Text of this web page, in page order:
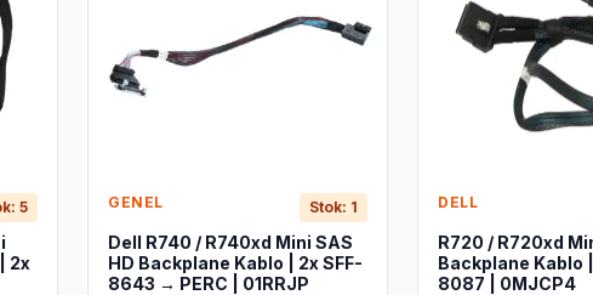
5
2x
GENEL Stok: 1
Dell R740 / R740xd Mini SAS
HD Backplane Kablo | 2x SFF-
8643 → PERC | 01RRJP
DELL
R720 / R720xd
Backplane Kablo
8087 | 0MJCP4